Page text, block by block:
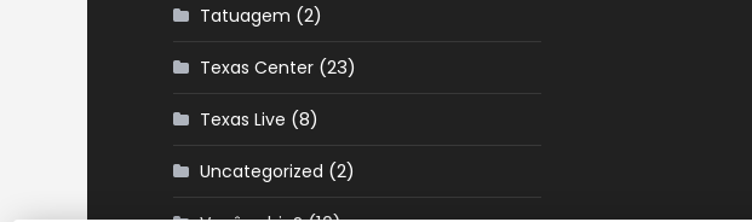
Tatuagem (2)
Texas Center(23)
Texas Live (8)
Uncategorized (2)